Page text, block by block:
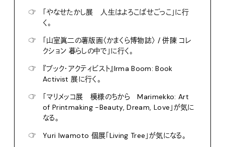
☞
「やなせたかし展 人生はよろこばせごっこ」に行
く。
☞
「山室眞二の薯版画〈かまくら博物誌〉 / 併陳 コレ
クション 暮らしの中で」に行く。
☞
『ブック・アクティビスト』Irma Boom: Book
Activist 展に行く。
☞
「マリメッコ展 模様のちから Marimekko: Art
of Printmaking -Beauty, Dream, Love」が気に
なる。
☞
Yuri Iwamoto 個展「Living Tree」が気になる。